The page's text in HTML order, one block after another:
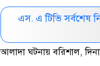
এস. এ টিভি সর্বশেষ
আলাদা ঘটনায় বরিশাল,